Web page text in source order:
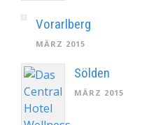
Vorarlberg
MÄRZ 2015
Sölden
MÄRZ 2015